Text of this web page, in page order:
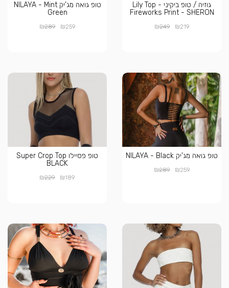
גוזיה / טופ ביקיני - Lily Top
Fireworks Print - SHERON
₪219
₪249
טופ גואה מג'יק NILAYA - Mint
Green
₪259
₪289
טופ גואה מג'יק NILAYA - Black
₪259
₪289
טופ פסיילו Super Crop Top
BLACK
₪189
₪229